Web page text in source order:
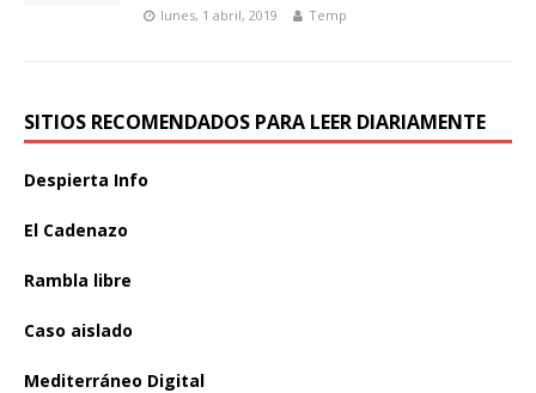
lunes, 1 abril, 2019 Temp
SITIOS RECOMENDADOS PARA LEER DIARIAMENTE
Despierta Info
El Cadenazo
Rambla libre
Caso aislado
Mediterráneo Digital